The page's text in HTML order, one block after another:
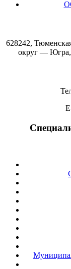
628242,
округ — Югра,